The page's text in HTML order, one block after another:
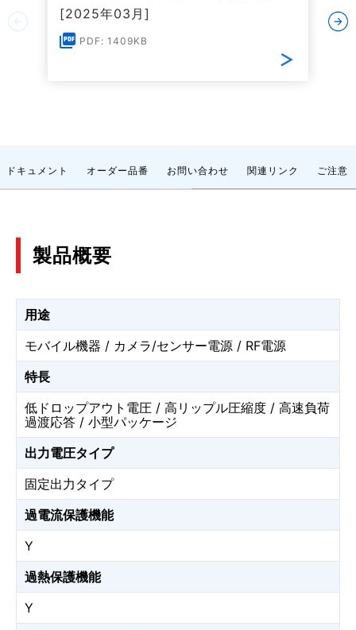
[2025年03月]
PDF: 1409KB
ドキュメント オーダー品番 お問い合わせ 関連リンク ご注意
製品概要
用途
モバイル機器 / カメラ/センサー電源 / RF電源
特長
低ドロップアウト電圧 / 高リップル圧縮度 / 高速負荷
過渡応答 / 小型パッケージ
出力電圧タイプ
固定出力タイプ
過電流保護機能
Y
過熱保護機能
Y